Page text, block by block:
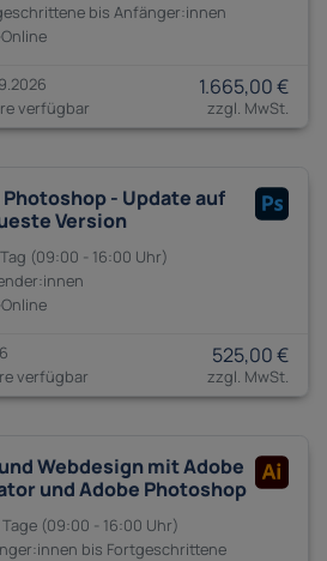
bis Anfänger:innen
verfügbar
1.665,00 €
- Update auf
Version
09:00 - 16:00
verfügbar
525,00 €
Webdesign mit Adobe
und Adobe Photoshop
Tage 09:00 - 16:00
bis Fortgeschrittene